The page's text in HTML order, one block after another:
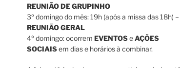
REUNIÃO DE GRUPINHO
3º domingo do mês: 19h (após a missa das 18h) –
REUNIÃO GERAL
4º domingo: ocorrem EVENTOSeAÇÕES
SOCIAISem dias e horários à combinar.